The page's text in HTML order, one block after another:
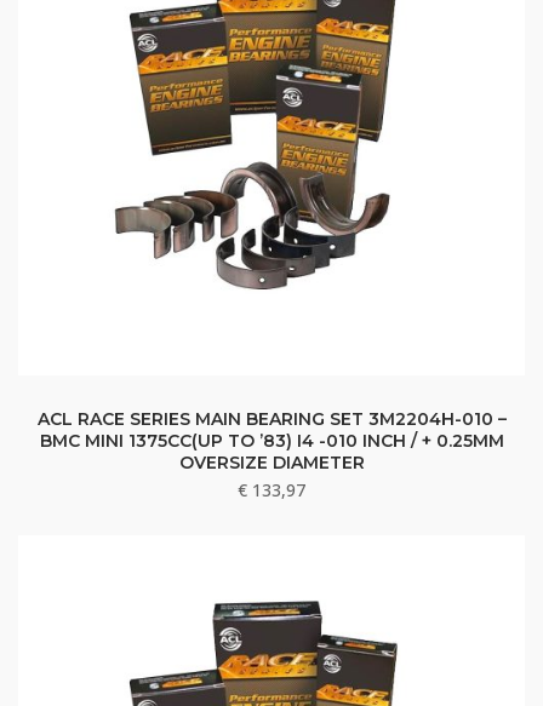
ACL RACE SERIES MAIN BEARING SET 3M2204H-010 –
BMC MINI 1375CC(UP TO ’83) I4 -010 INCH / + 0.25MM
OVERSIZE DIAMETER
€ 133,97